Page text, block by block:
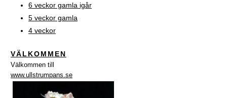
6 veckor gamla igår
5 veckor gamla
4 veckor
VÄLKOMMEN
Välkommen till
www.ullstrumpans.se